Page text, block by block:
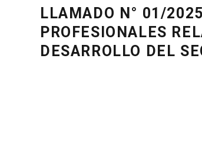
LLAMADO N° 01/
PROFESIONALES
DESARROLLO DEL